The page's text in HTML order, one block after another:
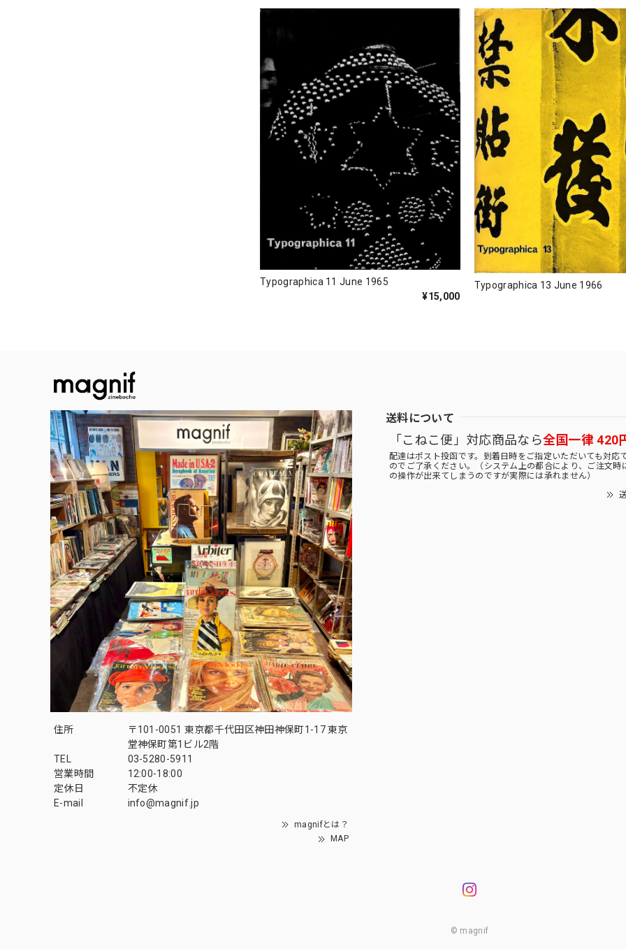
Typographica 11 June 1965
¥15,000
Typographica 13 June 1966
住所
〒101-0051 東京都千代田区神田神保町1-17 東京
堂神保町第1ビル2階
TEL
03-5280-5911
営業時間
12:00-18:00
定休日
不定休
E-mail
info@magnif.jp
magnifとは？
MAP
送料について
「こねこ便」対応商品なら全国一律 420
配達はポスト投函です。到着日時をご指定いただいても対応
のでご了承ください。（システム上の都合により、ご注文時
の操作が出来てしまうのですが実際には承れません）
© magnif